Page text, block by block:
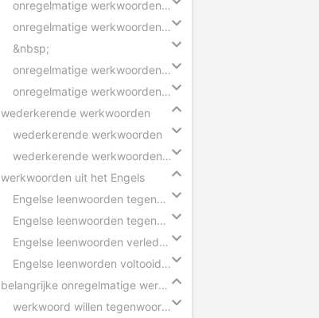
onregelmatige werkwoorden verleden tijd - wij
onregelmatige werkwoorden voltooid deelwoord
&nbsp;
onregelmatige werkwoorden verleden tijd - zinnen
onregelmatige werkwoorden voltooid deelwoord - zinnen
wederkerende werkwoorden
wederkerende werkwoorden
wederkerende werkwoorden in zinnen
werkwoorden uit het Engels
Engelse leenwoorden tegenwoordige tijd - ik
Engelse leenwoorden tegenwoordige tijd - hij
Engelse leenwoorden verleden tijd
Engelse leenworden voltooid deelwoord
belangrijke onregelmatige werkwoorden
werkwoord willen tegenwoordige tijd